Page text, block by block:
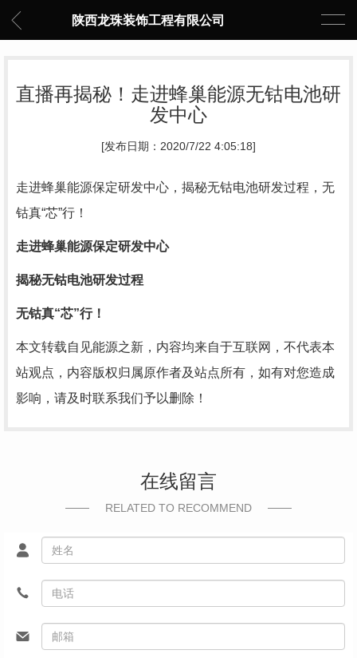
陕西龙珠装饰工程有限公司
直播再揭秘！走进蜂巢能源无钴电池研
发中心
[发布日期：2020/7/22 4:05:18]
走进蜂巢能源保定研发中心，揭秘无钴电池研发过程，无
钴真“芯”行！
走进蜂巢能源保定研发中心
揭秘无钴电池研发过程
无钴真“芯”行！
本文转载自见能源之新，内容均来自于互联网，不代表本
站观点，内容版权归属原作者及站点所有，如有对您造成
影响，请及时联系我们予以删除！
在线留言
RELATED TO RECOMMEND